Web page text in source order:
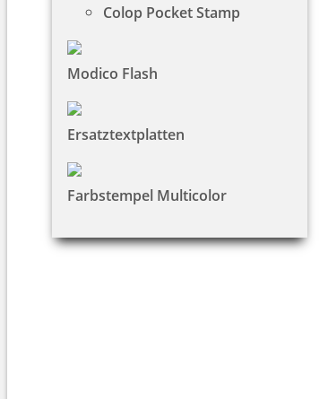
Colop Pocket Stamp
Modico Flash
Ersatztextplatten
Farbstempel Multicolor